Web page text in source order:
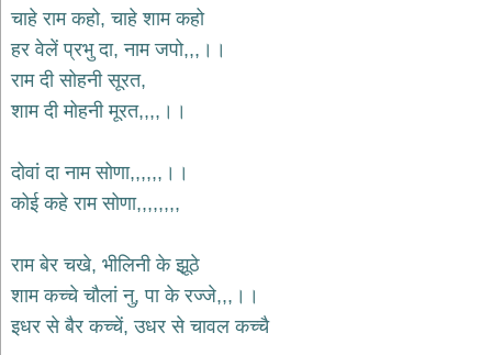
home
कृष्ण
भजन
krishna
bhajans
भजन
bhajans
भजन
hanuman
bhajans
साईं
चाहे राम कहो, चाहे शाम कहो
हर वेलें प्रभु दा, नाम जपो,,,।।
राम दी सोहनी सूरत,
शाम दी मोहनी मूरत,,,,।।
दोवां दा नाम सोणा,,,,,,।।
कोई कहे राम सोणा,,,,,,,,
राम बेर चखे, भीलिनी के झू़ठे
शाम कच्चे चौलां नु, पा के रज्जे,,,।।
इधर से बैर कच्चें, उधर से चावल कच्चै